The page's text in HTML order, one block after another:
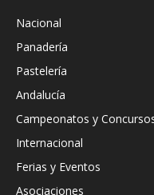
Nacional
Panadería
Pastelería
Andalucía
Campeonatos y
Internacional
Ferias y Eventos
Asociaciones